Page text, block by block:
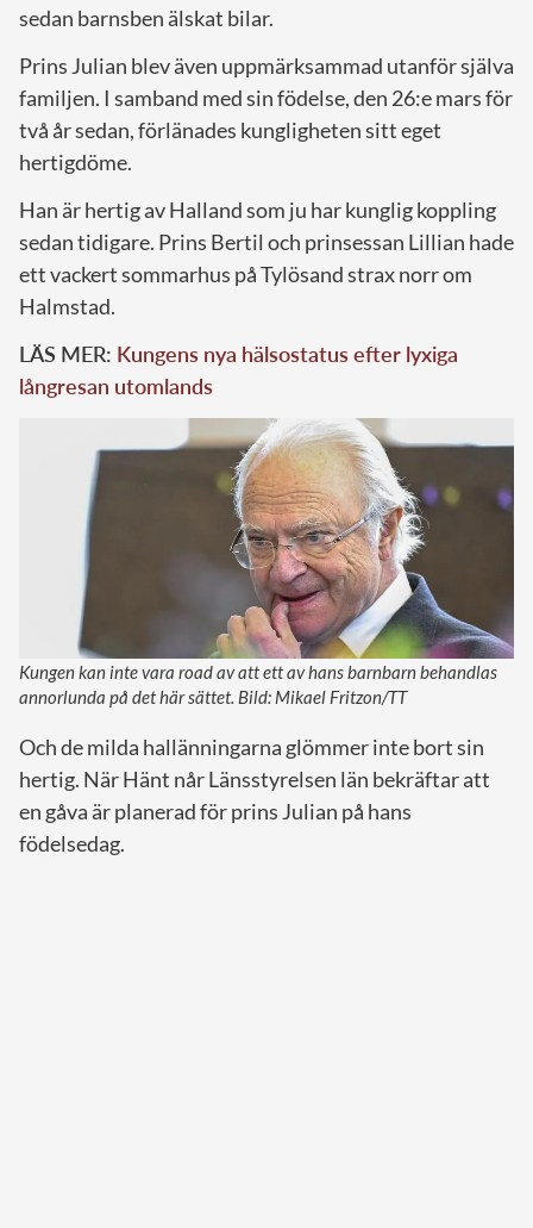
sedan barnsben älskat bilar.
Prins Julian blev även uppmärksammad utanför själva
familjen. I samband med sin födelse, den 26:e mars för
två år sedan, förlänades kungligheten sitt eget
hertigdöme.
Han är hertig av Halland som ju har kunglig koppling
sedan tidigare. Prins Bertil och prinsessan Lillian hade
ett vackert sommarhus på Tylösand strax norr om
Halmstad.
LÄS MER: Kungens nya hälsostatus efter lyxiga
långresan utomlands
Kungen kan inte vara road av att ett av hans barnbarn behandlas
annorlunda på det här sättet. Bild: Mikael Fritzon/TT
Och de milda hallänningarna glömmer inte bort sin
hertig. När Hänt når Länsstyrelsen län bekräftar att
en gåva är planerad för prins Julian på hans
födelsedag.